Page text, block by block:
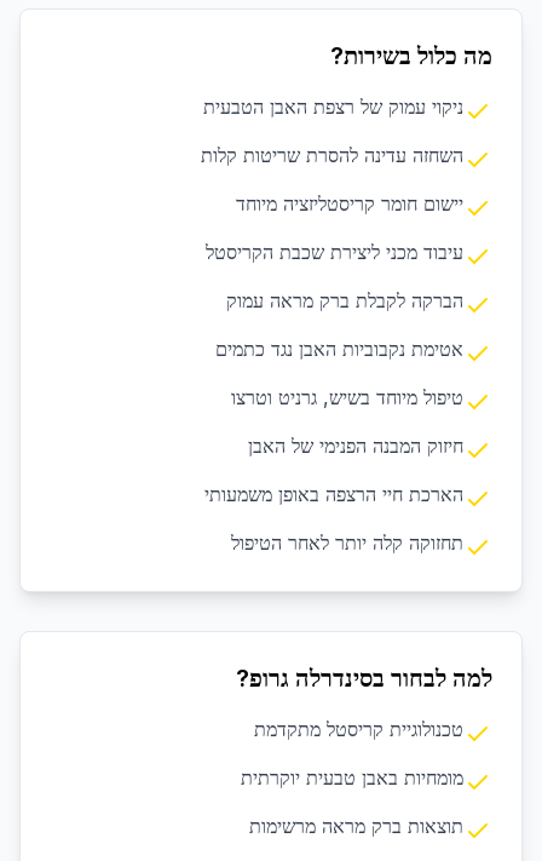
מה כלול בשירות?
ניקוי עמוק של רצפת האבן הטבעית
השחזה עדינה להסרת שריטות קלות
יישום חומר קריסטליזציה מיוחד
עיבוד מכני ליצירת שכבת הקריסטל
הברקה לקבלת ברק מראה עמוק
אטימת נקבוביות האבן נגד כתמים
טיפול מיוחד בשיש, גרניט וטרצו
חיזוק המבנה הפנימי של האבן
הארכת חיי הרצפה באופן משמעותי
תחזוקה קלה יותר לאחר הטיפול
למה לבחור בסינדרלה גרופ?
טכנולוגיית קריסטל מתקדמת
מומחיות באבן טבעית יוקרתית
תוצאות ברק מראה מרשימות